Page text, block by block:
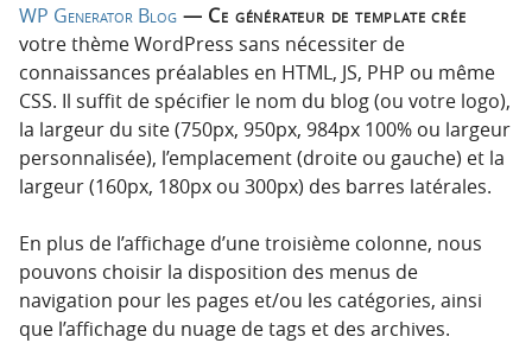
i
p
a
l
e
WP Generator Blog — Ce générateur de template crée
votre thème WordPress sans nécessiter de
connaissances préalables en HTML, JS, PHP ou même
CSS. Il suffit de spécifier le nom du blog (ou votre logo),
la largeur du site (750px, 950px, 984px 100% ou largeur
personnalisée), l’emplacement (droite ou gauche) et la
largeur (160px, 180px ou 300px) des barres latérales.
En plus de l’affichage d’une troisième colonne, nous
pouvons choisir la disposition des menus de
navigation pour les pages et/ou les catégories, ainsi
que l’affichage du nuage de tags et des archives.